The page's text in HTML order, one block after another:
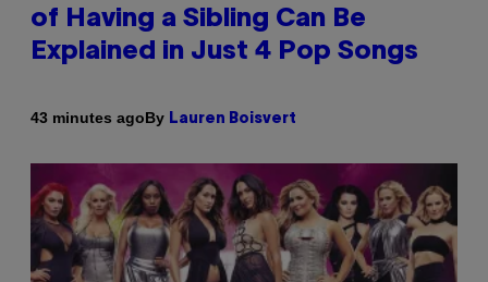
of Having a Sibling Can Be
Explained in Just 4 Pop Songs
43 minutes agoBy Lauren Boisvert